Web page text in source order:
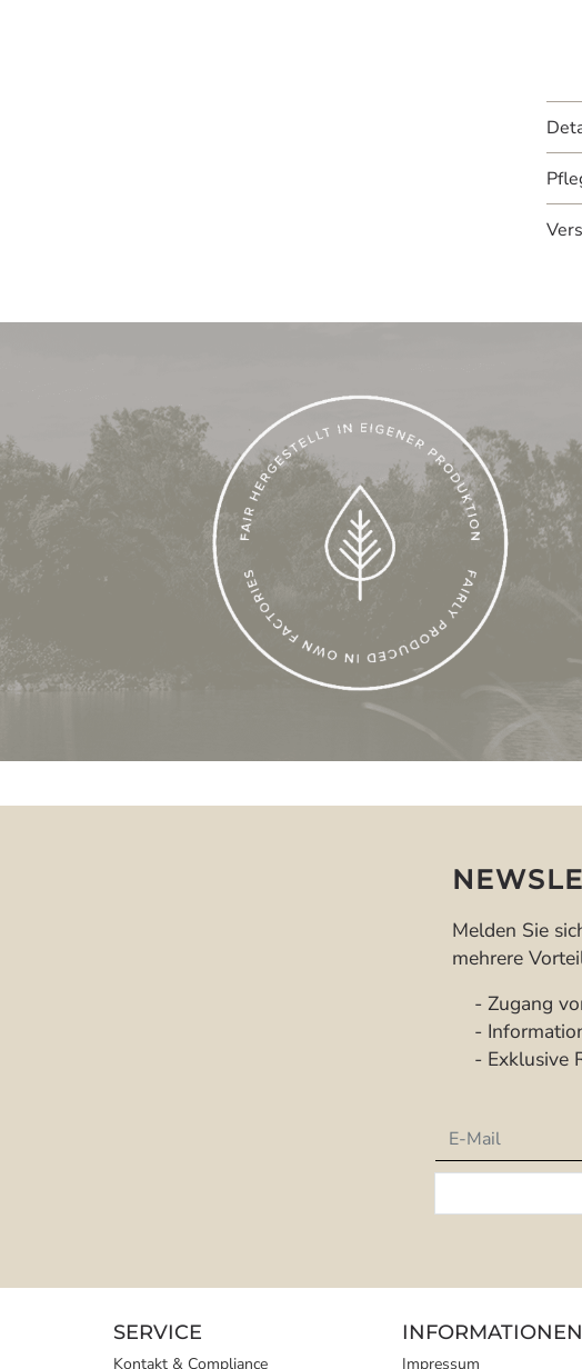
Melden Sie
mehrere
- Zugang
-
- Exklusive
Newsletter
SERVICE
Kontakt & Compliance
INFORMATIONEN
Impressum